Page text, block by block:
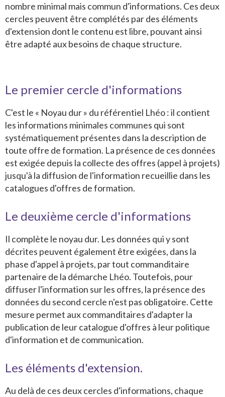
nombre minimal mais commun d'informations. Ces deux
cercles peuvent être complétés par des éléments
d'extension dont le contenu est libre, pouvant ainsi
être adapté aux besoins de chaque structure.
Le premier cercle d'informations
C'est le « Noyau dur » du référentiel Lhéo : il contient
les informations minimales communes qui sont
systématiquement présentes dans la description de
toute offre de formation. La présence de ces données
est exigée depuis la collecte des offres (appel à projets)
jusqu'à la diffusion de l'information recueillie dans les
catalogues d'offres de formation.
Le deuxième cercle d'informations
Il complète le noyau dur. Les données qui y sont
décrites peuvent également être exigées, dans la
phase d'appel à projets, par tout commanditaire
partenaire de la démarche Lhéo. Toutefois, pour
diffuser l'information sur les offres, la présence des
données du second cercle n'est pas obligatoire. Cette
mesure permet aux commanditaires d'adapter la
publication de leur catalogue d'offres à leur politique
d'information et de communication.
Les éléments d'extension.
Au delà de ces deux cercles d'informations, chaque